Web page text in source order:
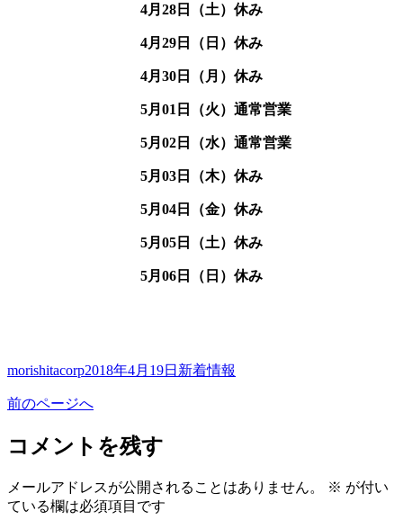
4月28日（土）休み
4月29日（日）休み
4月30日（月）休み
5月01日（火）通常営業
5月02日（水）通常営業
5月03日（木）休み
5月04日（金）休み
5月05日（土）休み
5月06日（日）休み
投
者
morishitacorp投
日:
2018年4月19日 カ
新着情報
前のページへ
コメントを残す
メールアドレスが公開されることはありません。 ※ が付い
ている欄は必須項目です